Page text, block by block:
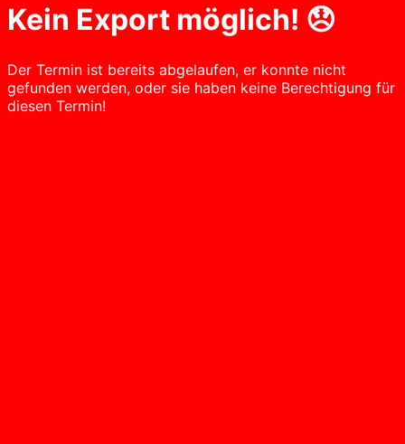
Kein Export möglich! 😞
Der Termin ist bereits abgelaufen, er konnte nicht
gefunden werden, oder sie haben keine Berechtigung für
diesen Termin!